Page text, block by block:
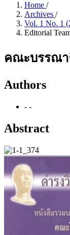
Home /
Archives /
Vol. 1 No. 1
Editorial
คณะบรรณา
Authors
- -
Abstract